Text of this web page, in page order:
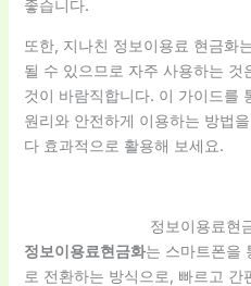
좋습니다.
또한, 지나친 정보이용료 현금화
될 수 있으므로 자주 사용하는
것이 바람직합니다. 이 가이드를
원리와 안전하게 이용하는 방법
다 효과적으로 활용해 보세요.
정보이용료현
정보이용료현금화는 스마트폰을
로 전환하는 방식으로, 빠르고